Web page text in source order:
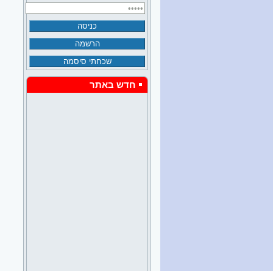
חדש באתר